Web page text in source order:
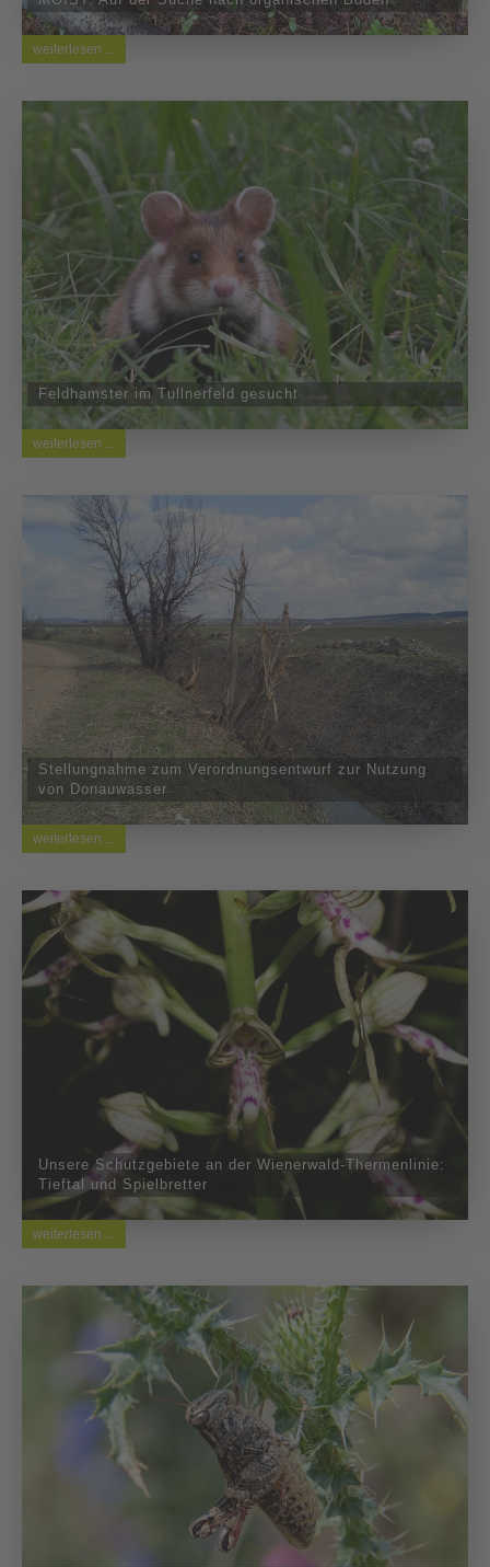
weiterlesen ...
Feldhamster im Tullnerfeld gesucht
weiterlesen ...
Stellungnahme zum Verordnungsentwurf zur Nutzung
von Donauwasser
weiterlesen ...
Unsere Schutzgebiete an der Wienerwald-Thermenlinie:
Tieftal und Spielbretter
weiterlesen ...